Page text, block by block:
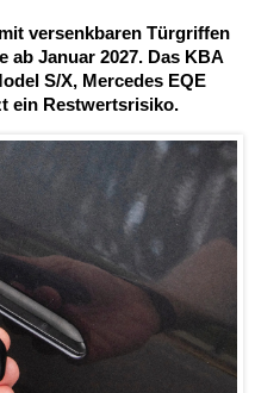
versenkbaren Türgriffen
ab Januar 2027. Das KBA
S/X, Mercedes EQE
ein Restwertsrisiko.